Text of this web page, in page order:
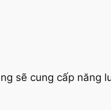
sẽ cung cấp năng